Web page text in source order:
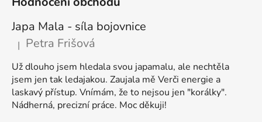
Japa Mala - síla bojovnice
Hodnocení produktu je 5 z 5 hvězdiček.
| Petra Frišová
Už dlouho jsem hledala svou japamalu, ale nechtěla
jsem jen tak ledajakou. Zaujala mě Verči energie a
laskavý přístup. Vnímám, že to nejsou jen "korálky".
Nádherná, precizní práce. Moc děkuji!